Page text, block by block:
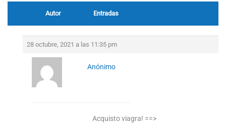
Autor Entradas
28 octubre, 2021 a las 11:35 pm
Anónimo
Acquisto viagra! ==>